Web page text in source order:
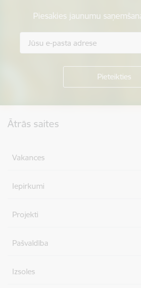
Piesakies jaunumu
Ātrās saites
Vakances
Iepirkumi
Projekti
Pašvaldība
Izsoles